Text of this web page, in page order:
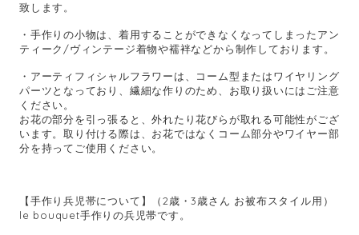
致します。
・手作りの小物は、着用することができなくなってしまったアン
ティーク/ヴィンテージ着物や襦袢などから制作しております。
・アーティフィシャルフラワーは、コーム型またはワイヤリング
パーツとなっており、繊細な作りのため、お取り扱いにはご注意
ください。
お花の部分を引っ張ると、外れたり花びらが取れる可能性がござ
います。取り付ける際は、お花ではなくコーム部分やワイヤー部
分を持ってご使用ください。
【手作り兵児帯について】（2歳・3歳さん お被布スタイル用）
le bouquet手作りの兵児帯です。